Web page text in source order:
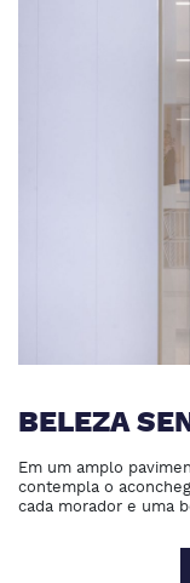
BELEZA
Em um amplo
contempla o
cada morador e uma